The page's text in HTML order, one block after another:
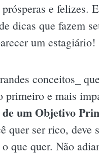
e felizes.
dicas que fazem
um estagiário!
conceitos_
primeiro e mais
um Objetivo
quer ser rico, deve
que quer. Não